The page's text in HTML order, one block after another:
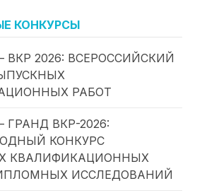
КОНКУРСЫ
ВКР 2026: ВСЕРОССИЙСКИЙ
РАБОТ
ГРАНД ВКР-2026:
КОНКУРС
КВАЛИФИКАЦИОННЫХ
ИССЛЕДОВАНИЙ